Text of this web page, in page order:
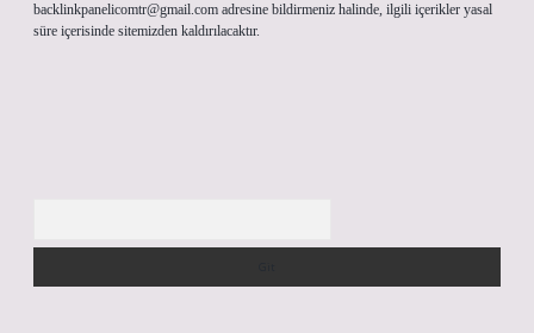
backlinkpanelicomtr@gmail.com adresine bildirmeniz halinde, ilgili içerikler yasal
süre içerisinde sitemizden kaldırılacaktır.